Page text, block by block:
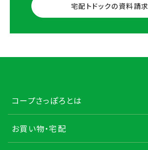
宅配トドックの資料請求
コープさっぽろとは
お買い物・宅配